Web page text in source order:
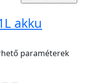
akku
paraméterek